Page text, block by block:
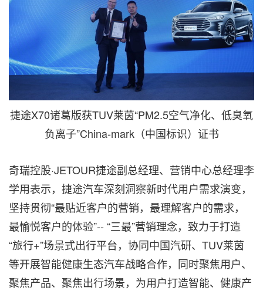
捷途X70诸葛版获TUV莱茵“PM2.5空气净化、低臭氧
负离子”China-mark（中国标识）证书
奇瑞控股·JETOUR捷途副总经理、营销中心总经理李
学用表示，捷途汽车深刻洞察新时代用户需求演变，
坚持贯彻“最贴近客户的营销，最理解客户的需求，
最愉悦客户的体验”-- “三最”营销理念，致力于打造
“旅行+”场景式出行平台，协同中国汽研、TUV莱茵
等开展智能健康生态汽车战略合作，同时聚焦用户、
聚焦产品、聚焦出行场景，为用户打造智能、健康产